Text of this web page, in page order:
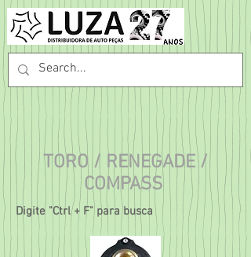
TORO / RENEGADE /
COMPASS
Digite "Ctrl + F" para busca